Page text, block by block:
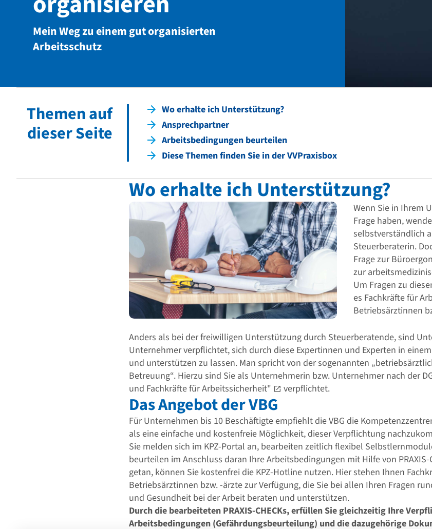
Mein Weg zu einem gut organisierten
Arbeitsschutz
Themen auf
dieser Seite
Wo erhalte ich Unterstützung?
Ansprechpartner
Arbeitsbedingungen beurteilen
Diese Themen finden Sie in der VVPraxisbox
Wo erhalte ich Unterstützung?
Wenn Sie in Ihrem
Frage haben,
selbstverständlich
Steuerberaterin.
Frage zur
zur
Um Fragen zu
es Fachkräfte für
Betriebsärztinnen
Anders als bei der freiwilligen Unterstützung durch Steuerberatende, sind
Unternehmer verpflichtet, sich durch diese Expertinnen und Experten in
und unterstützen zu lassen. Man spricht von der sogenannten
Betreuung“. Hierzu sind Sie als Unternehmerin bzw. Unternehmer nach der
und Fachkräfte für Arbeitssicherheit"
verpflichtet.
Das Angebot der VBG
Für Unternehmen bis 10 Beschäftigte empfiehlt die VBG die
als eine einfache und kostenfreie Möglichkeit, dieser Verpflichtung
Sie melden sich im KPZ-Portal an, bearbeiten zeitlich flexibel
beurteilen im Anschluss daran Ihre Arbeitsbedingungen mit Hilfe von PRAXIS-
getan, können Sie kostenfrei die KPZ-Hotline nutzen. Hier stehen Ihnen
Betriebsärztinnen bzw. -ärzte zur Verfügung, die Sie bei allen Ihren Fragen
und Gesundheit bei der Arbeit beraten und unterstützen.
Durch die bearbeiteten PRAXIS-CHECKs, erfüllen Sie gleichzeitig Ihre
Arbeitsbedingungen (Gefährdungsbeurteilung) und die dazugehörige